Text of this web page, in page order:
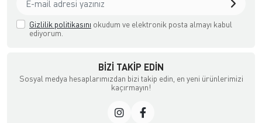
Gizlilik politikasını okudum ve elektronik posta almayı kabul
ediyorum.
BIZI TAKIP EDIN
Sosyal medya hesaplarımızdan bizi takip edin, en yeni ürünlerimizi
kaçırmayın!